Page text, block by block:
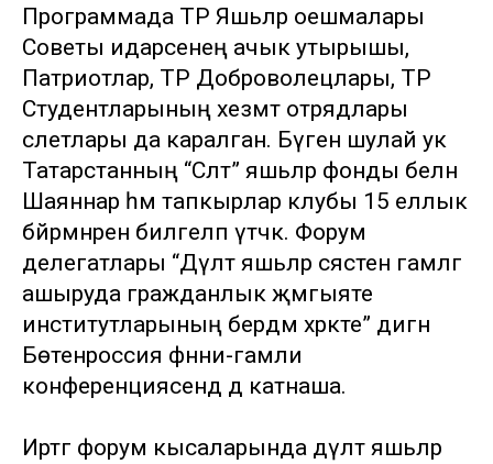
Программада ТР Яшьләр оешмалары
Советы идарәсенең ачык утырышы,
Патриотлар, ТР Доброволецлары, ТР
Студентларының хезмәт отрядлары
слетлары да каралган. Бүген шулай ук
Татарстанның “Сәләт” яшьләр фонды белән
Шаяннар һәм тапкырлар клубы 15 еллык
бәйрәмнәрен билгеләп үтәчәк. Форум
делегатлары “Дәүләт яшьләр сәясәтен гамәлгә
ашыруда гражданлык җәмгыяте
институтларының бердәм хәрәкәте” дигән
Бөтенроссия фәнни-гамәли
конференциясендә дә катнаша.
Иртәгә форум кысаларында дәүләт яшьләр